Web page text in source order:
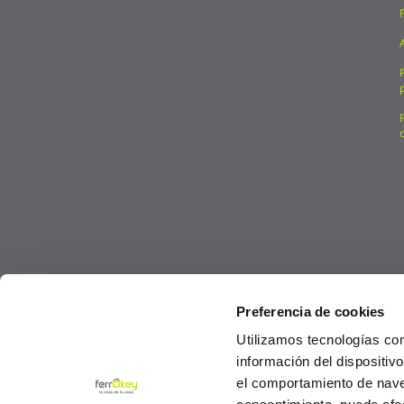
Preferencia de cookies
Utilizamos tecnologías
información del
el comportamiento de